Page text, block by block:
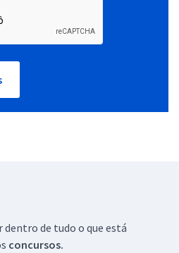
dentro de tudo o que está
concursos.